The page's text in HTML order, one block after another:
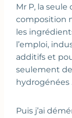
Mr P, la seule
composition
les
l’emploi,
additifs et
seulement
hydrogénées
Puis j’ai